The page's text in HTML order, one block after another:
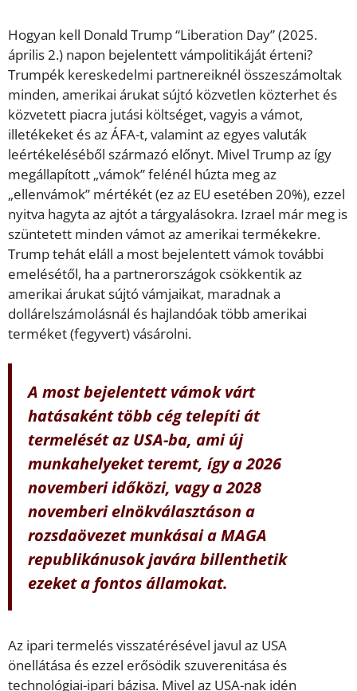
Hogyan kell Donald Trump “Liberation Day” (2025.
április 2.) napon bejelentett vámpolitikáját érteni?
Trumpék kereskedelmi partnereiknél összeszámoltak
minden, amerikai árukat sújtó közvetlen közterhet és
közvetett piacra jutási költséget, vagyis a vámot,
illetékeket és az ÁFA-t, valamint az egyes valuták
leértékeléséből származó előnyt. Mivel Trump az így
megállapított „vámok” felénél húzta meg az
„ellenvámok” mértékét (ez az EU esetében 20%), ezzel
nyitva hagyta az ajtót a tárgyalásokra. Izrael már meg is
szüntetett minden vámot az amerikai termékekre.
Trump tehát eláll a most bejelentett vámok további
emelésétől, ha a partnerországok csökkentik az
amerikai árukat sújtó vámjaikat, maradnak a
dollárelszámolásnál és hajlandóak több amerikai
terméket (fegyvert) vásárolni.
A most bejelentett vámok várt
hatásaként több cég telepíti át
termelését az USA-ba, ami új
munkahelyeket teremt, így a 2026
novemberi időközi, vagy a 2028
novemberi elnökválasztáson a
rozsdaövezet munkásai a MAGA
republikánusok javára billenthetik
ezeket a fontos államokat.
Az ipari termelés visszatérésével javul az USA
önellátása és ezzel erősödik szuverenitása és
technológiai-ipari bázisa. Mivel az USA-nak idén